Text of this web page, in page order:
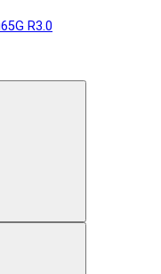
R3.0